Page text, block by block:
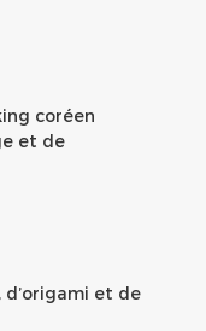
coréen
et de
d’origami et de